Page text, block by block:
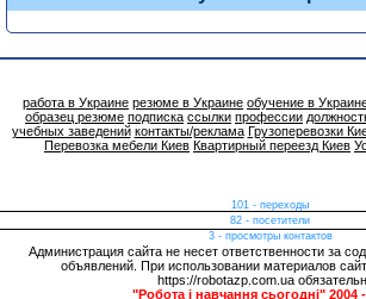
работа в Украине резюме в Украине обучение в
образец резюме подписка ссылки профессии
учебных заведений контакты/реклама Грузоперевозки
Перевозка мебели Киев Квартирный переезд Киев
101 - переходы
82 - посетители
3 - просмотры контактов
Администрация сайта не несет ответственности за
объявлений. При использовании материалов
https://robotazp.com.ua
"Робота і навчання сьогодні" 2004